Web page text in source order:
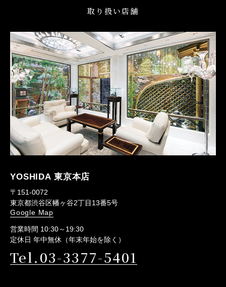
取り扱い店舗
YOSHIDA 東京本店
〒151-0072
東京都渋谷区幡ヶ谷2丁目13番5号
Google Map
営業時間 10:30～19:30
定休日 年中無休（年末年始を除く）
Tel.03-3377-5401